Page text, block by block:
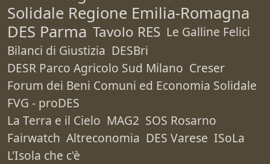
Solidale Regione Emilia-Romagna
DES Parma Tavolo RES Le Galline Felici
Bilanci di Giustizia DESBri
DESR Parco Agricolo Sud Milano Creser
Forum dei Beni Comuni ed Economia Solidale
FVG - proDES
La Terra e il Cielo MAG2 SOS Rosarno
Fairwatch Altreconomia DES Varese ISoLa
L'Isola che c'è